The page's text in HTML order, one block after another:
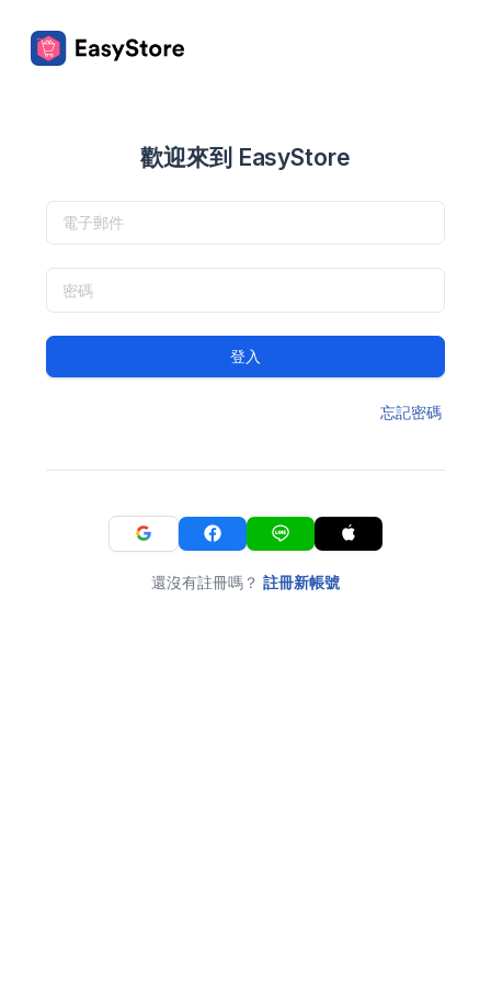
歡迎來到 EasyStore
登入
忘記密碼
還沒有註冊嗎？ 註冊新帳號